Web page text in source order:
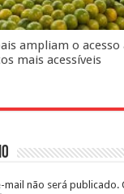
ampliam o
mais acessíveis
mail não será publicado.